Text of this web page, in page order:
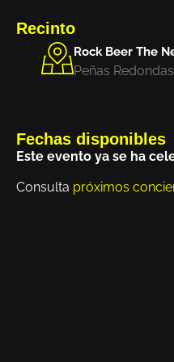
Recinto
Rock Beer The
Peñas
Fechas disponibles
Este evento ya se ha
Consulta próximos